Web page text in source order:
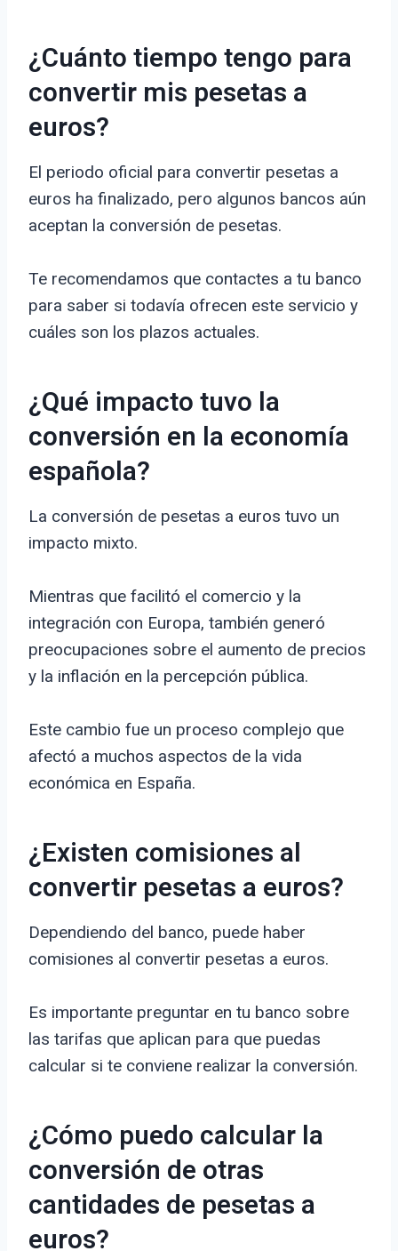
¿Cuánto tiempo tengo para
convertir mis pesetas a
euros?
El periodo oficial para convertir pesetas a
euros ha finalizado, pero algunos bancos aún
aceptan la conversión de pesetas.
Te recomendamos que contactes a tu banco
para saber si todavía ofrecen este servicio y
cuáles son los plazos actuales.
¿Qué impacto tuvo la
conversión en la economía
española?
La conversión de pesetas a euros tuvo un
impacto mixto.
Mientras que facilitó el comercio y la
integración con Europa, también generó
preocupaciones sobre el aumento de precios
y la inflación en la percepción pública.
Este cambio fue un proceso complejo que
afectó a muchos aspectos de la vida
económica en España.
¿Existen comisiones al
convertir pesetas a euros?
Dependiendo del banco, puede haber
comisiones al convertir pesetas a euros.
Es importante preguntar en tu banco sobre
las tarifas que aplican para que puedas
calcular si te conviene realizar la conversión.
¿Cómo puedo calcular la
conversión de otras
cantidades de pesetas a
euros?